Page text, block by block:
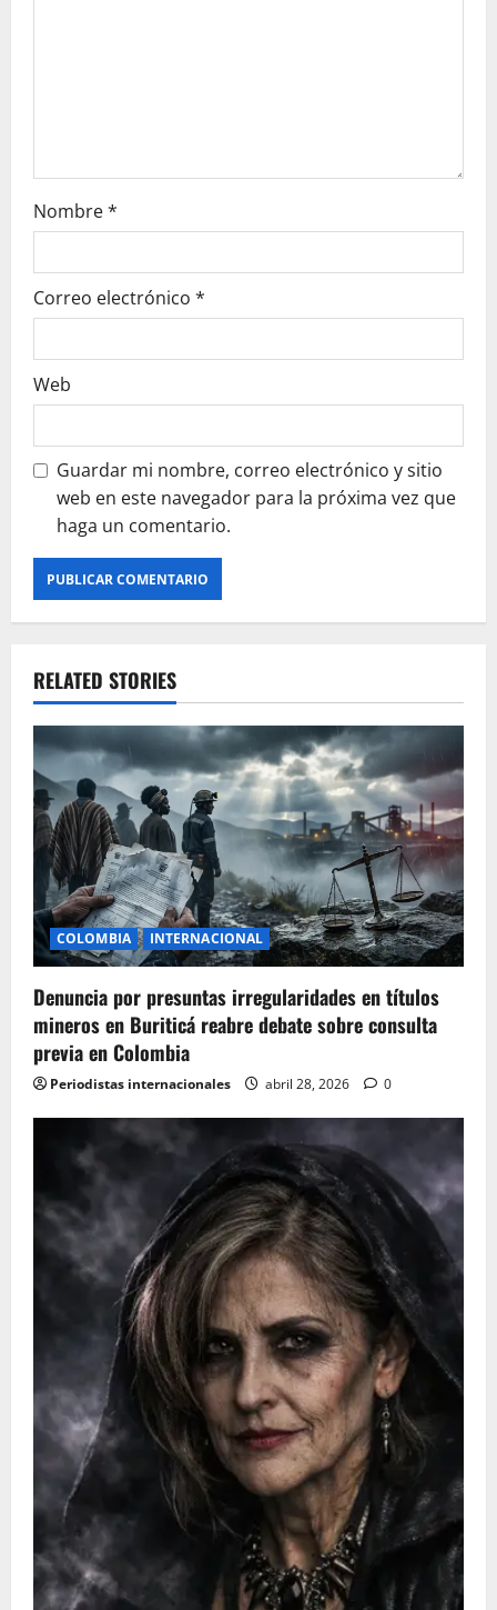
Nombre*
Correo electrónico *
Web
Guardar mi nombre, correo electrónico y sitio
web en este navegador para la próxima vez que
haga un comentario.
RELATED STORIES
COLOMBIA INTERNACIONAL
Denuncia por presuntas irregularidades en títulos
mineros en Buriticá reabre debate sobre consulta
previa en Colombia
Periodistas internacionales abril 28, 2026 0